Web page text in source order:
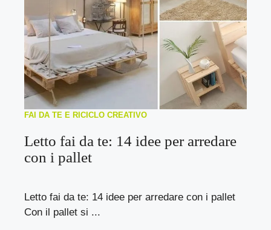
FAI DA TE E RICICLO CREATIVO
Letto fai da te: 14 idee per arredare
con i pallet
Letto fai da te: 14 idee per arredare con i pallet
Con il pallet si ...